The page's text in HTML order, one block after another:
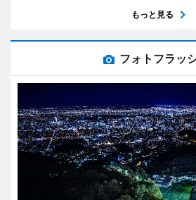
もっと見る
フォトフラッ